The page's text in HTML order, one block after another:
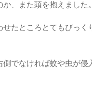
、また頭を抱えました。
たところとてもびっく
でなければ蚊や虫が侵